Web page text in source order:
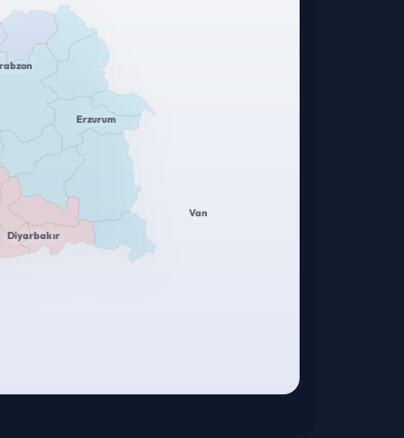
Van
Erzurum
Diyarbakır